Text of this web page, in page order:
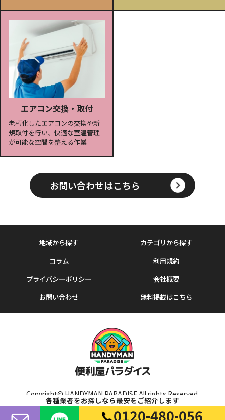
エアコン交換・取付
老朽化したエアコンの交換や新
規取付を行い、快適な室温管理
が可能な空間を整える作業
お問い合わせはこちら
地域から探す
カテゴリから探す
コラム
利用規約
プライバシーポリシー
会社概要
お問い合わせ
無料掲載はこちら
Copyright© HANDYMAN PARADISE All rights Reserved.
各種業者をお探しなら最安をご紹介します
0120-480-056